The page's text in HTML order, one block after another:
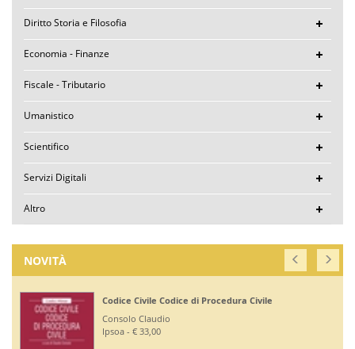
Diritto Storia e Filosofia
Economia - Finanze
Fiscale - Tributario
Umanistico
Scientifico
Servizi Digitali
Altro
NOVITÀ
Codice Civile Codice di Procedura Civile
Consolo Claudio
Ipsoa - € 33,00